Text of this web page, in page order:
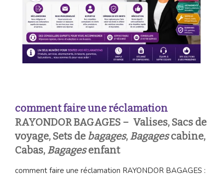
comment faire une réclamation
RAYONDOR BAGAGES – Valises, Sacs de
voyage, Sets de bagages, Bagagescabine,
Cabas, Bagagesenfant
comment faire une réclamation RAYONDOR BAGAGES :